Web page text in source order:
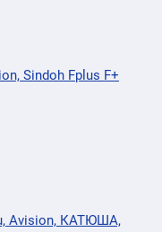
Sindoh Fplus F+
Avision, КАТЮША,